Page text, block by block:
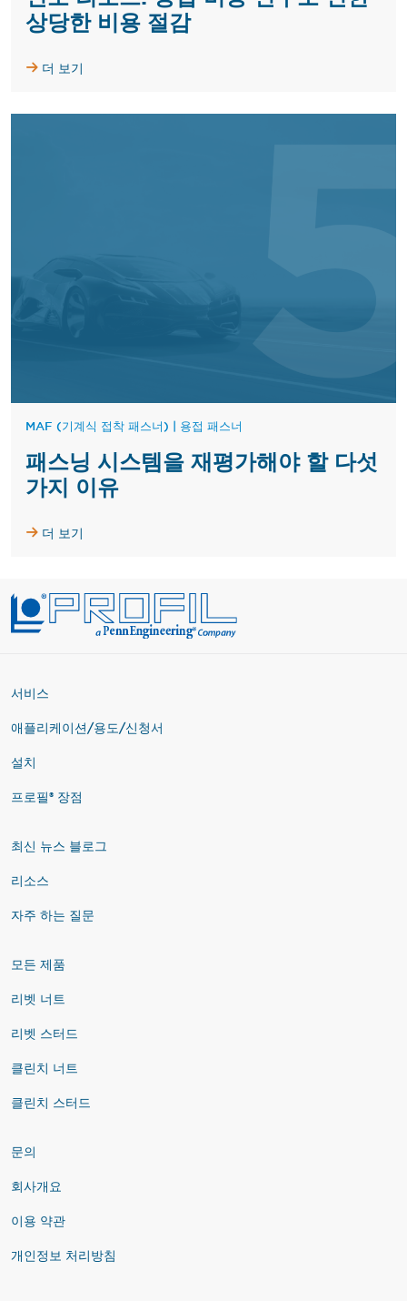
상당한 비용 절감
더 보기
MAF (기계식 접착 패스너) | 용접 패스너
패스닝 시스템을 재평가해야 할 다섯
가지 이유
더 보기
서비스
애플리케이션/용도/신청서
설치
프로필® 장점
최신 뉴스 블로그
리소스
자주 하는 질문
모든 제품
리벳 너트
리벳 스터드
클린치 너트
클린치 스터드
문의
회사개요
이용 약관
개인정보 처리방침